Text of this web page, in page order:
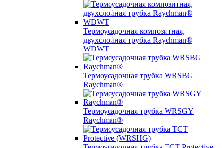
Термоусадочная композитная,
двухслойная трубка Raychman®
WDWT
Термоусадочная трубка WRSBG
Raychman®
Термоусадочная трубка WRSGY
Raychman®